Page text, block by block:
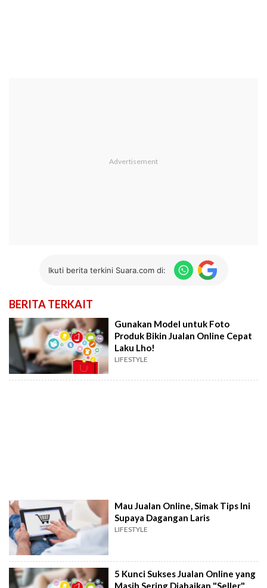
Ikuti berita terkini Suara.com di:
BERITA TERKAIT
Gunakan Model untuk Foto
Produk Bikin Jualan Online Cepat
Laku Lho!
LIFESTYLE
Mau Jualan Online, Simak Tips Ini
Supaya Dagangan Laris
LIFESTYLE
5 Kunci Sukses Jualan Online yang
Masih Sering Diabaikan "Seller"